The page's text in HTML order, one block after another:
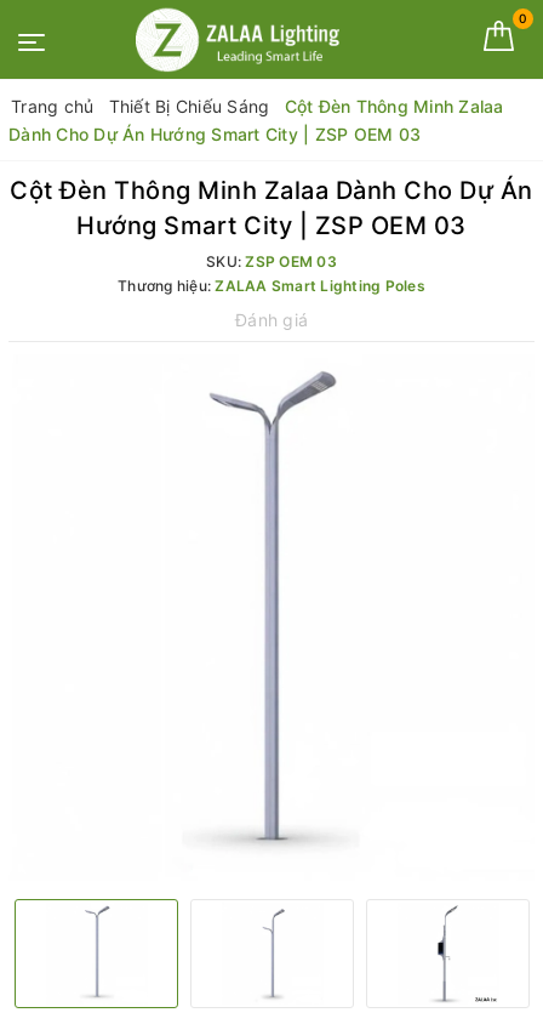
0
Trang chủ Thiết Bị Chiếu Sáng
Cột Đèn Thông Minh Zalaa
Dành Cho Dự Án Hướng Smart City | ZSP OEM 03
Cột Đèn Thông Minh Zalaa Dành Cho Dự Án
Hướng Smart City | ZSP OEM 03
SKU:ZSP OEM 03
Thương hiệu:ZALAA Smart Lighting Poles
Đánh giá